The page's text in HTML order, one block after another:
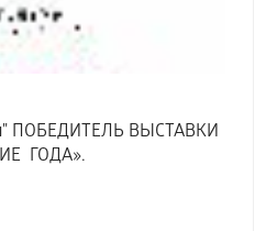
ПОБЕДИТЕЛЬ ВЫСТАВКИ
ГОДА».